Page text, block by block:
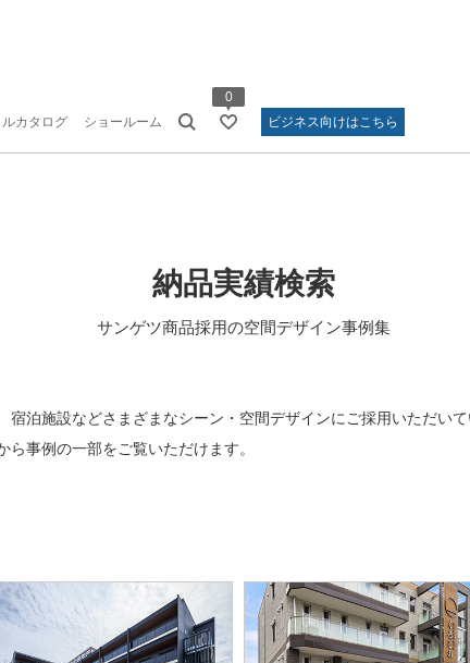
カタログ ショールーム
0
ビジネス向けはこちら
納品実績検索
サンゲツ商品採用の空間デザイン事例集
泊施設などさまざまなシーン・空間デザインにご採用いただい
事例の一部をご覧いただけます。